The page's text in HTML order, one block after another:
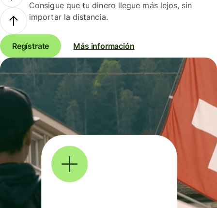
Consigue que tu dinero llegue más lejos, sin
importar la distancia.
Regístrate Más información